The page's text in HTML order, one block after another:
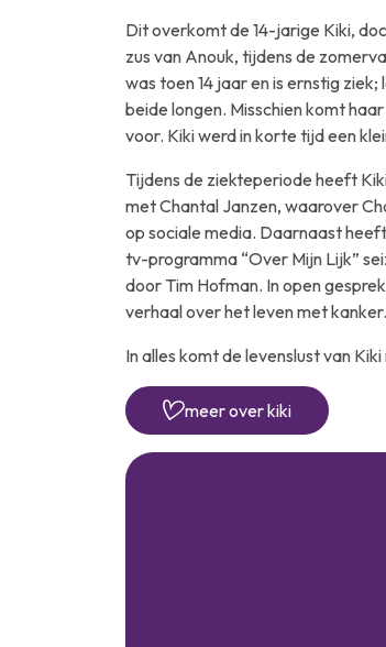
meer
Dit overkomt de 14-jarige Kiki,
zus van Anouk, tijdens de
was toen 14 jaar en is ernstig
beide longen. Misschien komt
voor. Kiki werd in korte tijd een
Tijdens de ziekteperiode heeft
met Chantal Janzen, waarover
op sociale media. Daarnaast
tv-programma “Over Mijn Lijk”
door Tim Hofman. In open
verhaal over het leven met kanker.
In alles komt de levenslust van
meer over kiki